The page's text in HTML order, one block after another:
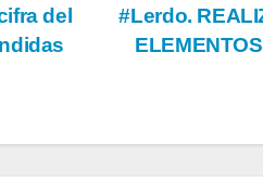
#Lerdo.
del